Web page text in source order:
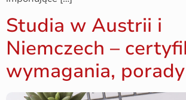
Studia w Austrii i
Niemczech –
wymagania, porady